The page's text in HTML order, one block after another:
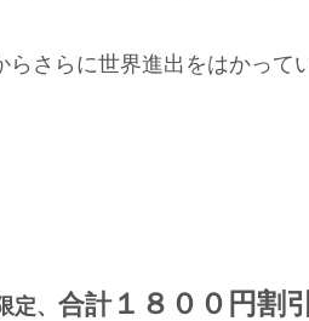
さらに世界進出をはかって
、 合計１８００円割引